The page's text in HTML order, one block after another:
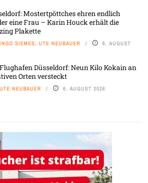
Mostertpöttches ehren endlich
eine Frau – Karin Houck erhält die
Plakette
INGO SIEMES, UTE NEUBAUER 6. AUGUST
Düsseldorf: Neun Kilo Kokain an
Orten versteckt
UTE NEUBAUER 6. AUGUST 2026